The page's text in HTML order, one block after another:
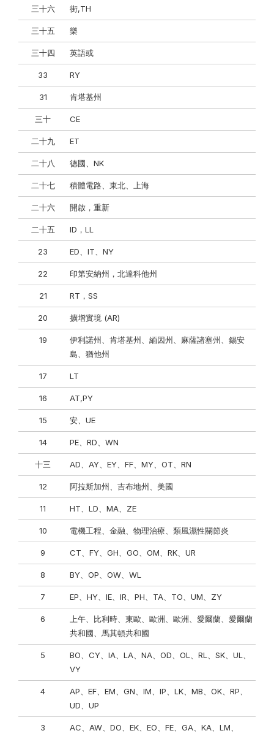
三十六 街,TH
三十五 樂
三十四 英語或
33 RY
31 肯塔基州
三十 CE
二十九 ET
二十八 德國、NK
二十七 積體電路、東北、上海
二十六 開啟，重新
二十五 ID，LL
23 ED、IT、NY
22 印第安納州，北達科他州
21 RT，SS
20 擴增實境 (AR)
19
伊利諾州、肯塔基州、緬因州、麻薩諸塞州、錫安
島、猶他州
17 LT
16 AT,PY
15 安、UE
14 PE、RD、WN
十三 AD、AY、EY、FF、MY、OT、RN
12 阿拉斯加州、吉布地州、美國
11 HT、LD、MA、ZE
10 電機工程、金融、物理治療、類風濕性關節炎
9 CT、FY、GH、GO、OM、RK、UR
8 BY、OP、OW、WL
7 EP、HY、IE、IR、PH、TA、TO、UM、ZY
6
上午、比利時、東歐、歐洲、歐洲、愛爾蘭、愛爾蘭
共和國、馬其頓共和國
5
BO、CY、IA、LA、NA、OD、OL、RL、SK、UL、
VY
4
AP、EF、EM、GN、IM、IP、LK、MB、OK、RP、
UD、UP
3
AC、AW、DO、EK、EO、FE、GA、KA、LM、